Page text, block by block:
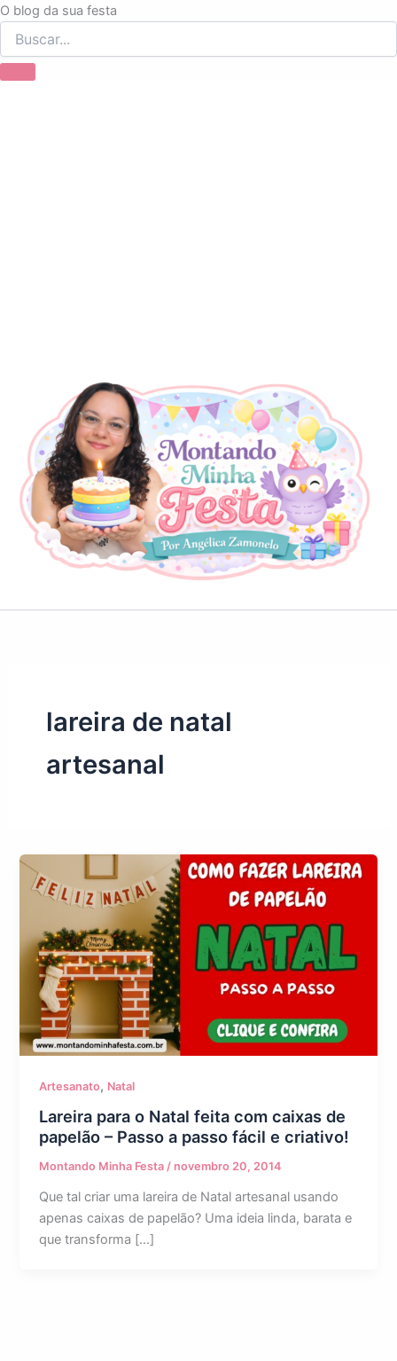
O blog da sua festa
Ir
para
o
lareira de natal
artesanal
Artesanato, Natal
Lareira para o Natal feita com caixas de
papelão – Passo a passo fácil e criativo!
Montando Minha Festa/ novembro 20, 2014
Que tal criar uma lareira de Natal artesanal usando
apenas caixas de papelão? Uma ideia linda, barata e
que transforma […]